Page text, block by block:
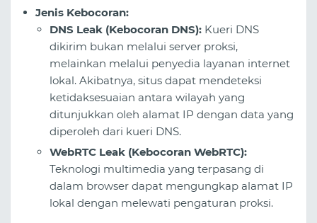
Jenis Kebocoran:
DNS Leak (Kebocoran DNS): Kueri DNS
dikirim bukan melalui server proksi,
melainkan melalui penyedia layanan internet
lokal. Akibatnya, situs dapat mendeteksi
ketidaksesuaian antara wilayah yang
ditunjukkan oleh alamat IP dengan data yang
diperoleh dari kueri DNS.
WebRTC Leak (Kebocoran WebRTC):
Teknologi multimedia yang terpasang di
dalam browser dapat mengungkap alamat IP
lokal dengan melewati pengaturan proksi.